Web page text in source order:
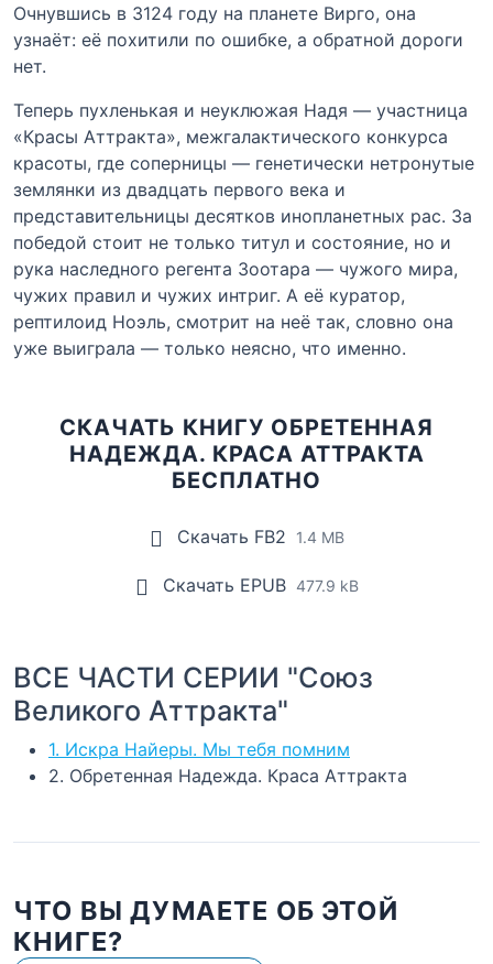
Очнувшись в 3124 году на планете Вирго, она
узнаёт: её похитили по ошибке, а обратной дороги
нет.
Теперь пухленькая и неуклюжая Надя — участница
«Красы Аттракта», межгалактического конкурса
красоты, где соперницы — генетически нетронутые
землянки из двадцать первого века и
представительницы десятков инопланетных рас. За
победой стоит не только титул и состояние, но и
рука наследного регента Зоотара — чужого мира,
чужих правил и чужих интриг. А её куратор,
рептилоид Ноэль, смотрит на неё так, словно она
уже выиграла — только неясно, что именно.
СКАЧАТЬ КНИГУ ОБРЕТЕННАЯ
НАДЕЖДА. КРАСА АТТРАКТА
БЕСПЛАТНО
Скачать FB2 1.4 MB
Скачать EPUB 477.9 kB
ВСЕ ЧАСТИ СЕРИИ "Союз
Великого Аттракта"
1. Искра Найеры. Мы тебя помним
2. Обретенная Надежда. Краса Аттракта
ЧТО ВЫ ДУМАЕТЕ ОБ ЭТОЙ
КНИГЕ?